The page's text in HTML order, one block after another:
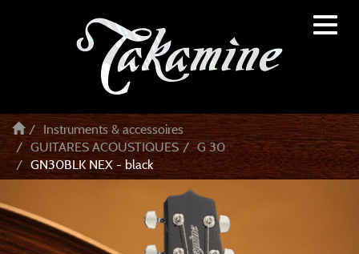
Instruments & accessoires
GUITARES ACOUSTIQUES
G 30
GN30BLK NEX - black